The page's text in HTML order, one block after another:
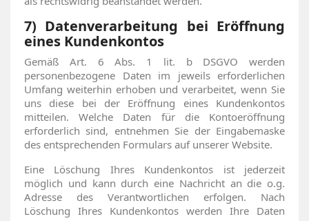
7) Datenverarbeitung bei Eröffnung
eines Kundenkontos
Gemäß Art. 6 Abs. 1 lit. b DSGVO werden
personenbezogene Daten im jeweils erforderlichen
Umfang weiterhin erhoben und verarbeitet, wenn Sie
uns diese bei der Eröffnung eines Kundenkontos
mitteilen. Welche Daten für die Kontoeröffnung
erforderlich sind, entnehmen Sie der Eingabemaske
des entsprechenden Formulars auf unserer Website.
Eine Löschung Ihres Kundenkontos ist jederzeit
möglich und kann durch eine Nachricht an die o.g.
Adresse des Verantwortlichen erfolgen. Nach
Löschung Ihres Kundenkontos werden Ihre Daten